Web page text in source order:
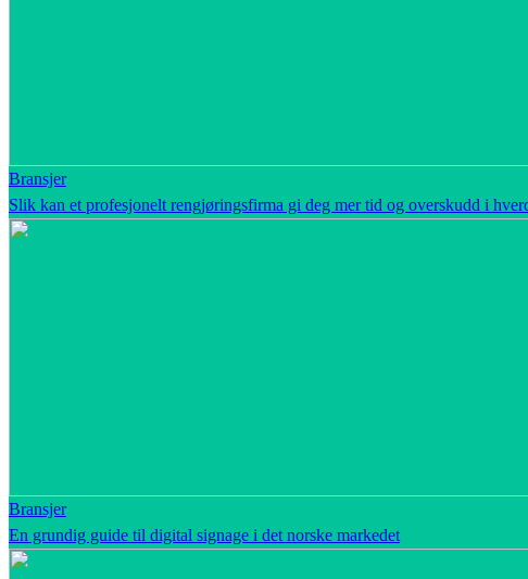
Bransjer
Slik kan et profesjonelt rengjøringsfirma gi deg mer tid og overskudd i
Bransjer
En grundig guide til digital signage i det norske markedet